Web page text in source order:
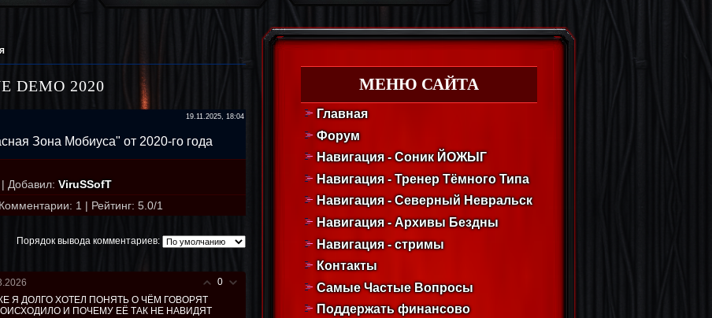
DEMO 2020
19.11.2025, 18:04
Зона Мобиуса" от 2020-го года
| Добавил: ViruSSofT
Комментарии: 1 | Рейтинг: 5.0/1
Порядок вывода комментариев:
0
Я ДОЛГО ХОТЕЛ ПОНЯТЬ О ЧЁМ ГОВОРЯТ
И ПОЧЕМУ ЕЁ ТАК НЕ НАВИДЯТ
МЕНЮ САЙТА
Главная
Форум
Навигация - Соник ЙОЖЫГ
Навигация - Тренер Тёмного Типа
Навигация - Северный Невральск
Навигация - Архивы Бездны
Навигация - стримы
Контакты
Самые Частые Вопросы
Поддержать финансово